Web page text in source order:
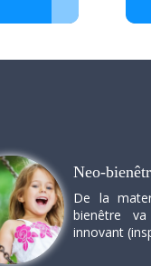
Neo-
De la
bienêtre
innovant